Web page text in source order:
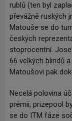
rublů (ten byl
převážně ruských
Matouše se do
českých
stoprocentní.
66 velkých blindů
Matoušovi pak
Necelá polovina
prémii, prizepool
se do ITM fáze